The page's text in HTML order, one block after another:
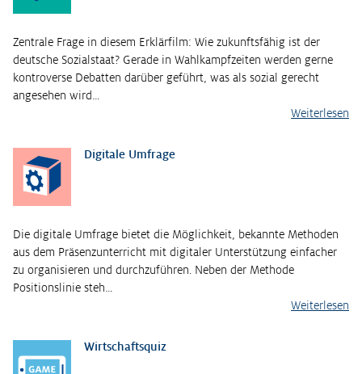
Zentrale Frage in diesem Erklärfilm: Wie zukunftsfähig ist der
deutsche Sozialstaat? Gerade in Wahlkampfzeiten werden gerne
kontroverse Debatten darüber geführt, was als sozial gerecht
angesehen wird…
Weiterlesen
Digitale Umfrage
Die digitale Umfrage bietet die Möglichkeit, bekannte Methoden
aus dem Präsenzunterricht mit digitaler Unterstützung einfacher
zu organisieren und durchzuführen. Neben der Methode
Positionslinie steh…
Weiterlesen
Wirtschaftsquiz